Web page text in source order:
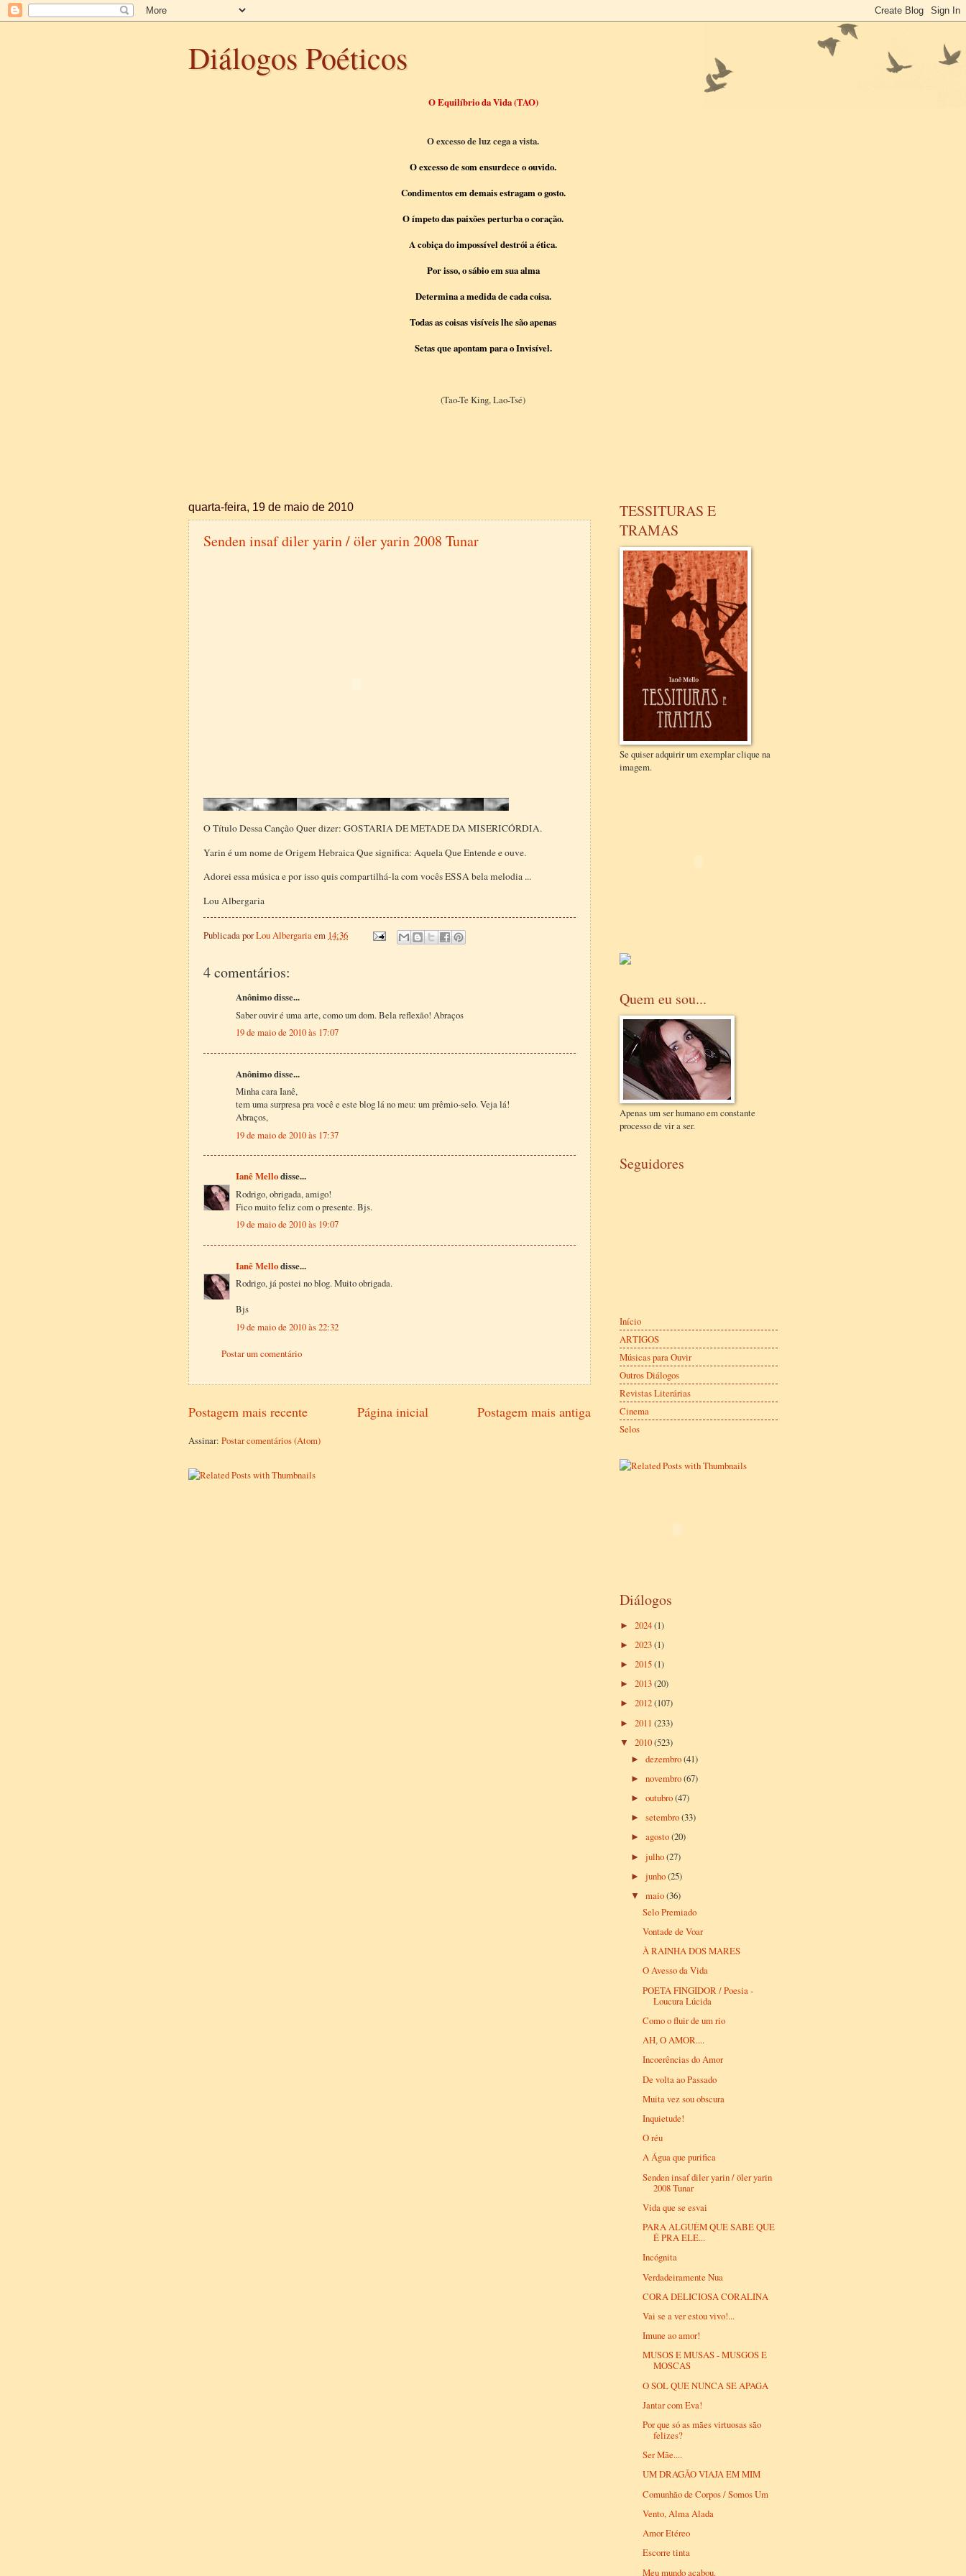
Diálogos Poéticos
O Equilíbrio da Vida (TAO)
O excesso de luz cega a vista.
O excesso de som ensurdece o ouvido.
Condimentos em demais estragam o gosto.
O ímpeto das paixões perturba o coração.
A cobiça do impossível destrói a ética.
Por isso, o sábio em sua alma
Determina a medida de cada coisa.
Todas as coisas visíveis lhe são apenas
Setas que apontam para o Invisível.
(Tao-Te King, Lao-Tsé)
quarta-feira, 19 de maio de 2010
Senden insaf diler yarin / öler yarin 2008 Tunar
O Título Dessa Canção Quer dizer: GOSTARIA DE METADE DA MISERICÓRDIA.
Yarin é um nome de Origem Hebraica Que significa: Aquela Que Entende e ouve.
Adorei essa música e por isso quis compartilhá-la com vocês ESSA bela melodia ...
Lou Albergaria
Publicada porLou Albergariaem 14:36
4 comentários:
Anônimo disse...
Saber ouvir é uma arte, como um dom. Bela reflexão! Abraços
19 de maio de 2010 às 17:07
Anônimo disse...
Minha cara Ianê,
tem uma surpresa pra você e este blog lá no meu: um prêmio-selo. Veja lá!
Abraços,
19 de maio de 2010 às 17:37
Ianê Mellodisse...
Rodrigo, obrigada, amigo!
Fico muito feliz com o presente. Bjs.
19 de maio de 2010 às 19:07
Ianê Mellodisse...
Rodrigo, já postei no blog. Muito obrigada.
Bjs
19 de maio de 2010 às 22:32
Postar um comentário
Postagem mais recente Postagem mais antiga
Página inicial
Assinar: Postar comentários (Atom)
TESSITURAS E
TRAMAS
Se quiser adquirir um exemplar clique na
imagem.
Quem eu sou...
Apenas um ser humano em constante
processo de vir a ser.
Seguidores
Início
ARTIGOS
Músicas para Ouvir
Outros Diálogos
Revistas Literárias
Cinema
Selos
Diálogos
► 2024(1)
► 2023(1)
► 2015(1)
► 2013(20)
► 2012(107)
► 2011 (233)
▼ 2010(523)
►dezembro(41)
►novembro(67)
►outubro(47)
►setembro(33)
►agosto(20)
►julho(27)
►junho(25)
▼maio(36)
Selo Premiado
Vontade de Voar
À RAINHA DOS MARES
O Avesso da Vida
POETA FINGIDOR / Poesia -
Loucura Lúcida
Como o fluir de um rio
AH, O AMOR....
Incoerências do Amor
De volta ao Passado
Muita vez sou obscura
Inquietude!
O réu
A Água que purifica
Senden insaf diler yarin / öler yarin
2008 Tunar
Vida que se esvai
PARA ALGUÉM QUE SABE QUE
É PRA ELE...
Incógnita
Verdadeiramente Nua
CORA DELICIOSA CORALINA
Vai se a ver estou vivo!...
Imune ao amor!
MUSOS E MUSAS - MUSGOS E
MOSCAS
O SOL QUE NUNCA SE APAGA
Jantar com Eva!
Por que só as mães virtuosas são
felizes?
Ser Mãe....
UM DRAGÃO VIAJA EM MIM
Comunhão de Corpos / Somos Um
Vento, Alma Alada
Amor Etéreo
Escorre tinta
Meu mundo acabou.